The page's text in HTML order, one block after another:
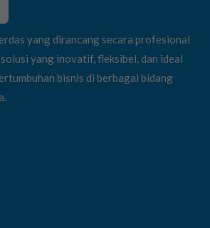
yang dirancang secara profesional
yang inovatif, fleksibel, dan ideal
bisnis di berbagai bidang